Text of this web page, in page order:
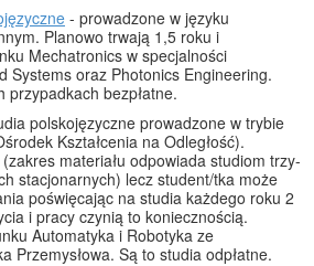
- prowadzone w języku
Planowo trwają 1,5 roku i
Mechatronics w specjalności
Systems oraz Photonics Engineering.
przypadkach bezpłatne.
polskojęzyczne prowadzone w trybie
Kształcenia na Odległość).
materiału odpowiada studiom trzy-
stacjonarnych) lecz student/tka może
poświęcając na studia każdego roku 2
i pracy czynią to koniecznością.
Automatyka i Robotyka ze
Przemysłowa. Są to studia odpłatne.